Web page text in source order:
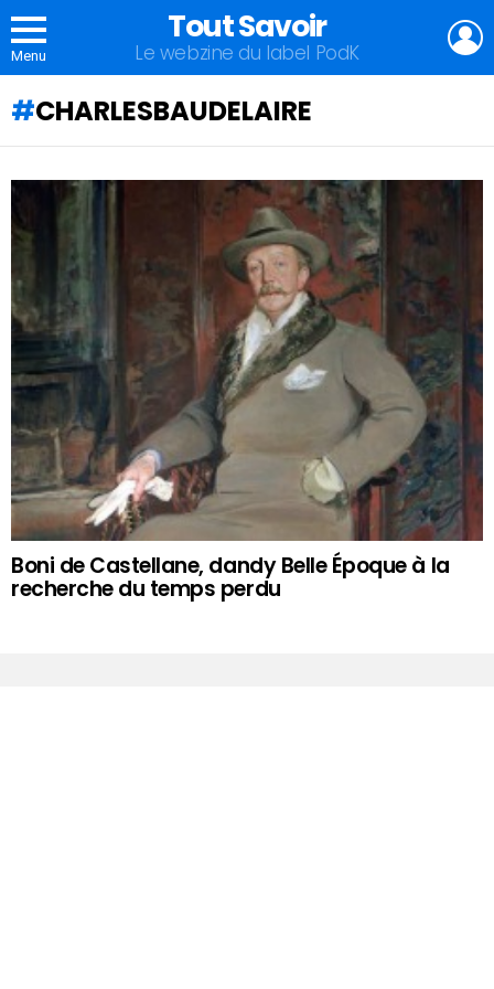
Menu
Tout Savoir
Le webzine du label PodK
CHARLESBAUDELAIRE
QU'ALLEZ-
VOUS
APPRENDRE
AUJOURD'HUI
?
Boni de Castellane, dandy Belle Époque à la
recherche du temps perdu